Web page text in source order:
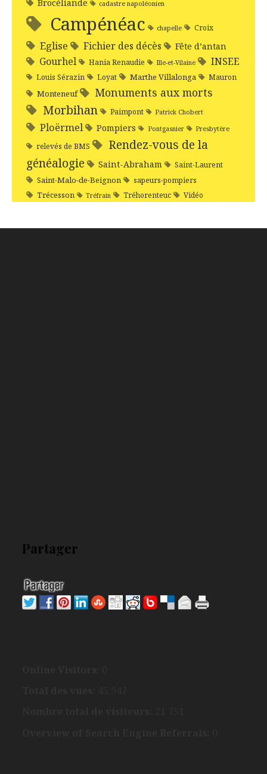
Brocéliande cadastre napoléonien
Campénéac chapelle Croix
Eglise Fichier des décès Fête d’antan
Gourhel Hania Renaudie Ille-et-Vilaine INSEE
Louis Sérazin Loyat Marthe Villalonga Mauron
Monteneuf Monuments aux morts
Morbihan Paimpont Patrick Chobert
Ploërmel Pompiers Pontgasnier Presbytère
relevés de BMS
Rendez-vous de la
généalogie
Saint-Abraham Saint-Laurent
Saint-Malo-de-Beignon sapeurs-pompiers
Trécesson Tréfrain Tréhorenteuc Vidéo
Partager